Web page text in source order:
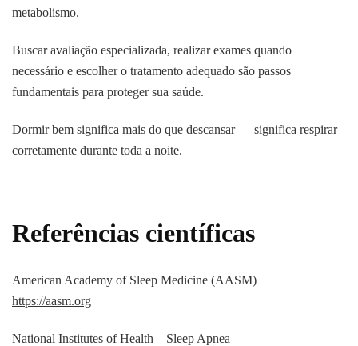
metabolismo.
Buscar avaliação especializada, realizar exames quando
necessário e escolher o tratamento adequado são passos
fundamentais para proteger sua saúde.
Dormir bem significa mais do que descansar — significa respirar
corretamente durante toda a noite.
Referências científicas
American Academy of Sleep Medicine (AASM)
https://aasm.org
National Institutes of Health – Sleep Apnea